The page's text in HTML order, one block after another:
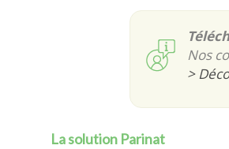
Nos
>
La solution Parinat